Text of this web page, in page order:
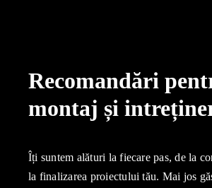
Recomandări
montaj și
Îți suntem alături la fiecare pas, de la
la finalizarea proiectului tău. Mai jos